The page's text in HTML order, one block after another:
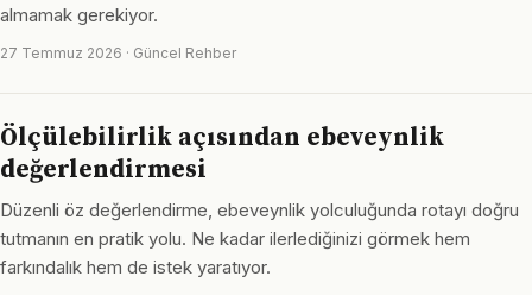
almamak gerekiyor.
27 Temmuz 2026 · Güncel Rehber
Ölçülebilirlik açısından ebeveynlik
değerlendirmesi
Düzenli öz değerlendirme, ebeveynlik yolculuğunda rotayı doğru
tutmanın en pratik yolu. Ne kadar ilerlediğinizi görmek hem
farkındalık hem de istek yaratıyor.